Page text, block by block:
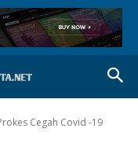
Cegah Covid -19